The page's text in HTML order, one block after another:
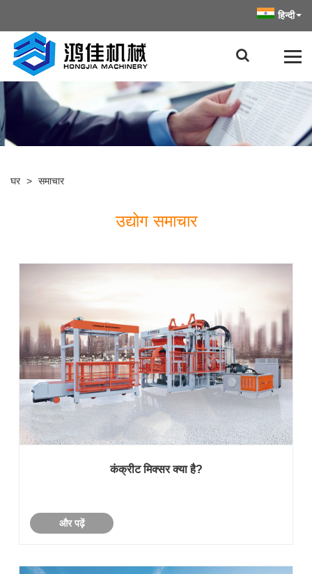
हिन्दी
घर > समाचार
उद्योग समाचार
कंक्रीट मिक्सर क्या है?
और पढ़ें